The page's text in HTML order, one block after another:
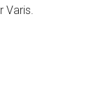
Varis.